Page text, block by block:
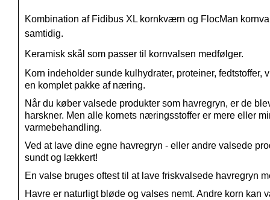
Kombination af Fidibus XL kornkværn og FlocMan
samtidig.
Keramisk skål som passer til kornvalsen medfølger.
Korn indeholder sunde kulhydrater, proteiner,
en komplet pakke af næring.
Når du køber valsede produkter som havregryn, er de
harskner. Men alle kornets næringsstoffer er mere eller
varmebehandling.
Ved at lave dine egne havregryn - eller andre valsede
sundt og lækkert!
En valse bruges oftest til at lave friskvalsede havregryn
Havre er naturligt bløde og valses nemt. Andre korn